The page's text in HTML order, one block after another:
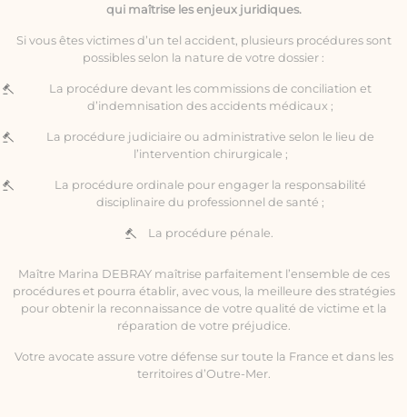
qui maîtrise les enjeux juridiques.
Si vous êtes victimes d’un tel accident, plusieurs procédures sont
possibles selon la nature de votre dossier :
La procédure devant les commissions de conciliation et
d’indemnisation des accidents médicaux ;
La procédure judiciaire ou administrative selon le lieu de
l’intervention chirurgicale ;
La procédure ordinale pour engager la responsabilité
disciplinaire du professionnel de santé ;
La procédure pénale.
Maître Marina DEBRAY maîtrise parfaitement l’ensemble de ces
procédures et pourra établir, avec vous, la meilleure des stratégies
pour obtenir la reconnaissance de votre qualité de victime et la
réparation de votre préjudice.
Votre avocate assure votre défense sur toute la France et dans les
territoires d’Outre-Mer.